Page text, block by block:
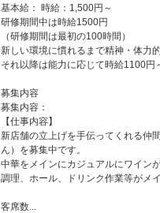
基本給： 時給：1,500円～
研修期間中は時給1500円
（研修期間は最初の100時間）
新しい環境に慣れるまで精神・体力
それ以降は能力に応じて時給1100円
募集内容
募集内容：
【仕事内容】
新店舗の立上げを手伝ってくれる仲
ん）を募集中です。
中華をメインにカジュアルにワイン
調理、ホール、ドリンク作業等がメ
客席数...